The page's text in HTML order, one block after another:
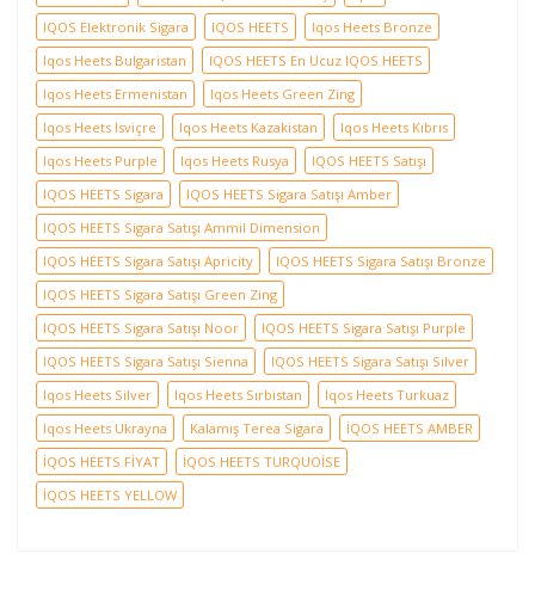
IQOS Elektronik Sigara
IQOS HEETS
Iqos Heets Bronze
Iqos Heets Bulgaristan
IQOS HEETS En Ucuz IQOS HEETS
Iqos Heets Ermenistan
Iqos Heets Green Zing
Iqos Heets Isviçre
Iqos Heets Kazakistan
Iqos Heets Kıbrıs
Iqos Heets Purple
Iqos Heets Rusya
IQOS HEETS Satışı
IQOS HEETS Sigara
IQOS HEETS Sigara Satışı Amber
IQOS HEETS Sigara Satışı Ammil Dimension
IQOS HEETS Sigara Satışı Apricity
IQOS HEETS Sigara Satışı Bronze
IQOS HEETS Sigara Satışı Green Zing
IQOS HEETS Sigara Satışı Noor
IQOS HEETS Sigara Satışı Purple
IQOS HEETS Sigara Satışı Sienna
IQOS HEETS Sigara Satışı Silver
Iqos Heets Silver
Iqos Heets Sırbistan
Iqos Heets Turkuaz
Iqos Heets Ukrayna
Kalamış Terea Sigara
İQOS HEETS AMBER
İQOS HEETS FİYAT
İQOS HEETS TURQUOİSE
İQOS HEETS YELLOW